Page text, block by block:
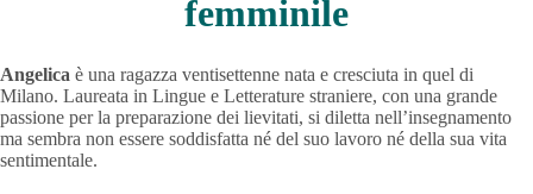
femminile
Angelica è una ragazza ventisettenne nata e cresciuta in quel di
Milano. Laureata in Lingue e Letterature straniere, con una grande
passione per la preparazione dei lievitati, si diletta nell’insegnamento
ma sembra non essere soddisfatta né del suo lavoro né della sua vita
sentimentale.